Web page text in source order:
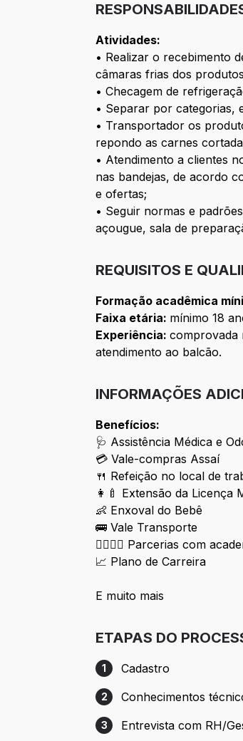
Atividades:
• Realizar o recebimento
câmaras frias dos
• Checagem de
• Separar por categorias,
• Transportador os
repondo as carnes
• Atendimento a clientes
nas bandejas, de acordo
e ofertas;
• Seguir normas e
açougue, sala de
REQUISITOS E
Formação acadêmica
Faixa etária: mínimo 18
Experiência:comprovada
atendimento ao balcão.
INFORMAÇÕES
Benefícios:
🩺 Assistência Médica e
💳 Vale-compras Assaí
🍴 Refeição no local de
👩‍🍼 Extensão da Licença
👶 Enxoval do Bebê
🚌 Vale Transporte
🏋️‍♀️🏋️‍♂️ Parcerias com
📈 Plano de Carreira
E muito mais
ETAPAS DO
Etapa 1: Cadastro
1 Cadastro
Etapa 2: Conhecimentos
2 Conhecimentos
Etapa 3: Entrevista com
3 Entrevista com RH/